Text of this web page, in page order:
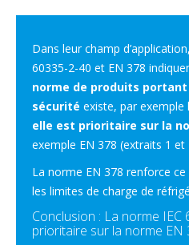
Dans leur champ
60335-2-40 et EN 378
norme de produits
sécurité existe, par exemple
elle est prioritaire sur la
exemple EN 378 (extraits 1 et
La norme EN 378 renforce
les limites de charge de
Conclusion : La norme IEC
prioritaire sur la norme EN